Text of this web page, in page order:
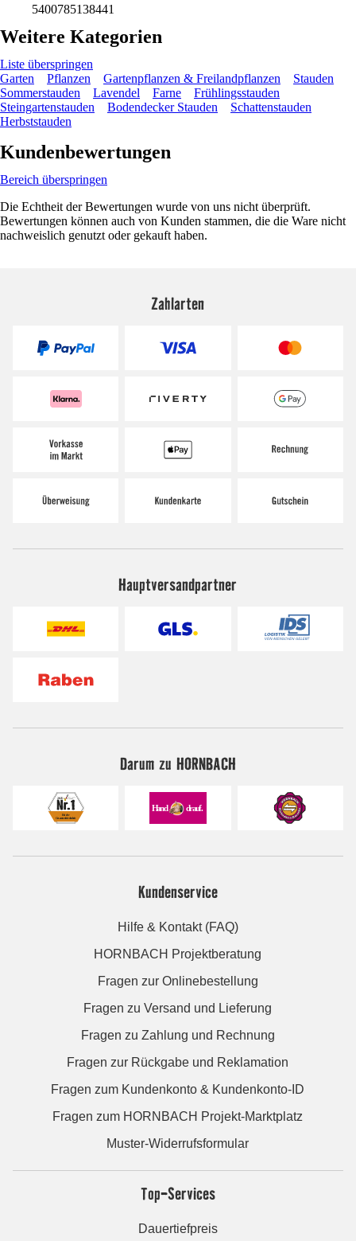
5400785138441
Weitere Kategorien
Liste überspringen
Garten
Pflanzen Gartenpflanzen & Freilandpflanzen
Stauden
Sommerstauden
Lavendel Farne
Frühlingsstauden
Steingartenstauden
Bodendecker Stauden
Schattenstauden
Herbststauden
Kundenbewertungen
Bereich überspringen
Die Echtheit der Bewertungen wurde von uns nicht überprüft.
Bewertungen können auch von Kunden stammen, die die Ware nicht
nachweislich genutzt oder gekauft haben.
Zahlarten
Hauptversandpartner
Darum zu HORNBACH
Kundenservice
Hilfe & Kontakt (FAQ)
HORNBACH Projektberatung
Fragen zur Onlinebestellung
Fragen zu Versand und Lieferung
Fragen zu Zahlung und Rechnung
Fragen zur Rückgabe und Reklamation
Fragen zum Kundenkonto & Kundenkonto-ID
Fragen zum HORNBACH Projekt-Marktplatz
Muster-Widerrufsformular
Top-Services
Dauertiefpreis